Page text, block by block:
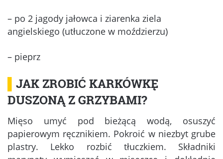
– po 2 jagody jałowca i ziarenka ziela
angielskiego (utłuczone w moździerzu)
– pieprz
JAK ZROBIĆ KARKÓWKĘ
DUSZONĄ Z GRZYBAMI?
Mięso umyć pod bieżącą wodą, osuszyć
papierowym ręcznikiem. Pokroić w niezbyt grube
plastry. Lekko rozbić tłuczkiem. Składniki